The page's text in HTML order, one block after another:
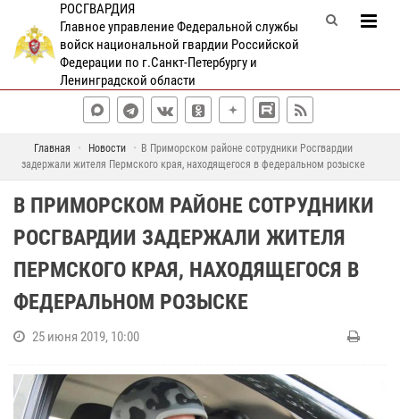
РОСГВАРДИЯ
Главное управление Федеральной службы
войск национальной гвардии Российской
Федерации по г.Санкт-Петербургу и
Ленинградской области
Главная Новости
В Приморском районе сотрудники Росгвардии
задержали жителя Пермского края, находящегося в федеральном розыске
В ПРИМОРСКОМ РАЙОНЕ СОТРУДНИКИ
РОСГВАРДИИ ЗАДЕРЖАЛИ ЖИТЕЛЯ
ПЕРМСКОГО КРАЯ, НАХОДЯЩЕГОСЯ В
ФЕДЕРАЛЬНОМ РОЗЫСКЕ
25 июня 2019, 10:00